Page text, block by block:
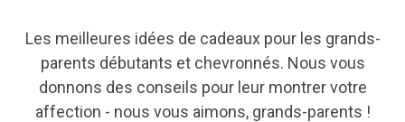
Les meilleures idées de cadeaux pour les grands-
parents débutants et chevronnés. Nous vous
donnons des conseils pour leur montrer votre
affection - nous vous aimons, grands-parents !